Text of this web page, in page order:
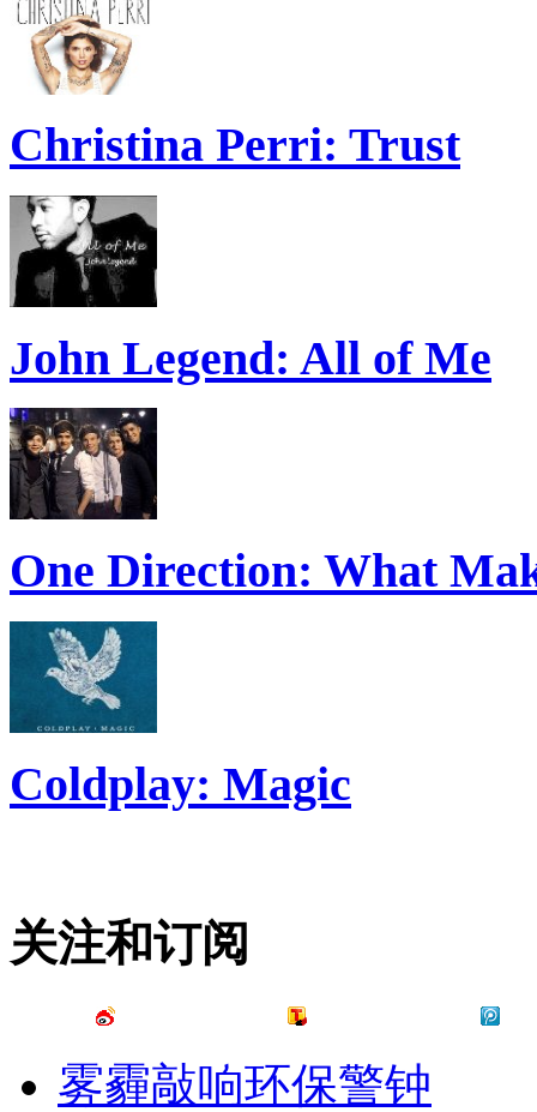
Christina Perri: Trust
John Legend: All of Me
One Direction: What
Coldplay: Magic
关注和订阅
雾霾敲响环保警钟